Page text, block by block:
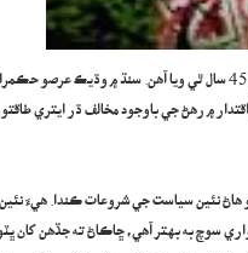
سنڌ ۾ پ پ جي حڪمراني کي 17 سالن جو عرصو گذري چڪو آهي، جڏهن ته 1971 کان 2025 تائين پيپلز پارٽي کي حڪومت ۾ 44 کان 45 سال ٿي ويا آهن. سنڌ ۾ وڌيڪ
۾ رهڻ جي باوجود مخالف ڌر ايتري
هاڻ نئين سياست جي شروعات ڪندا. هيءَ نئين
سوچ به بهتر آهي، ڇاڪاڻ ته جڏهن کان